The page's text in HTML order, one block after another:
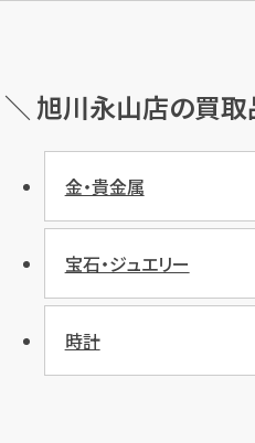
＼ 旭川永山店の買
金・貴金属
宝石・ジュエリー
時計